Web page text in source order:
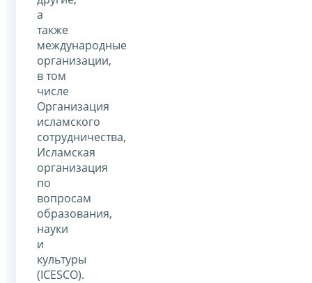
а
также
международные
организации,
в том
числе
Организация
исламского
сотрудничества,
Исламская
организация
по
вопросам
образования,
науки
и
культуры
(ICESCO).